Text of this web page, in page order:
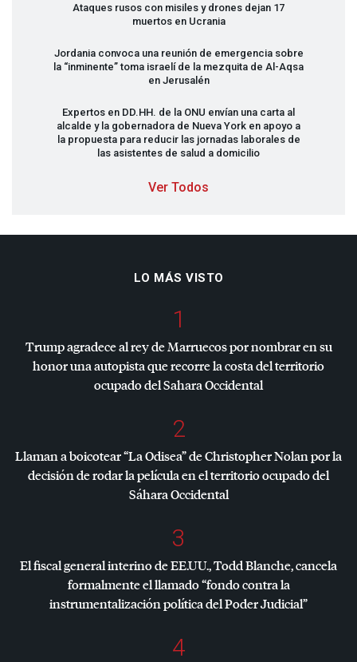
Ataques rusos con misiles y drones dejan 17
muertos en Ucrania
Jordania convoca una reunión de emergencia sobre
la “inminente” toma israelí de la mezquita de Al-Aqsa
en Jerusalén
Expertos en DD.HH. de la ONU envían una carta al
alcalde y la gobernadora de Nueva York en apoyo a
la propuesta para reducir las jornadas laborales de
las asistentes de salud a domicilio
Ver Todos
LO MÁS VISTO
1
Trump agradece al rey de Marruecos por nombrar en su
honor una autopista que recorre la costa del territorio
ocupado del Sahara Occidental
2
Llaman a boicotear “La Odisea” de Christopher Nolan por la
decisión de rodar la película en el territorio ocupado del
Sáhara Occidental
3
El fiscal general interino de EE.UU., Todd Blanche, cancela
formalmente el llamado “fondo contra la
instrumentalización política del Poder Judicial”
4